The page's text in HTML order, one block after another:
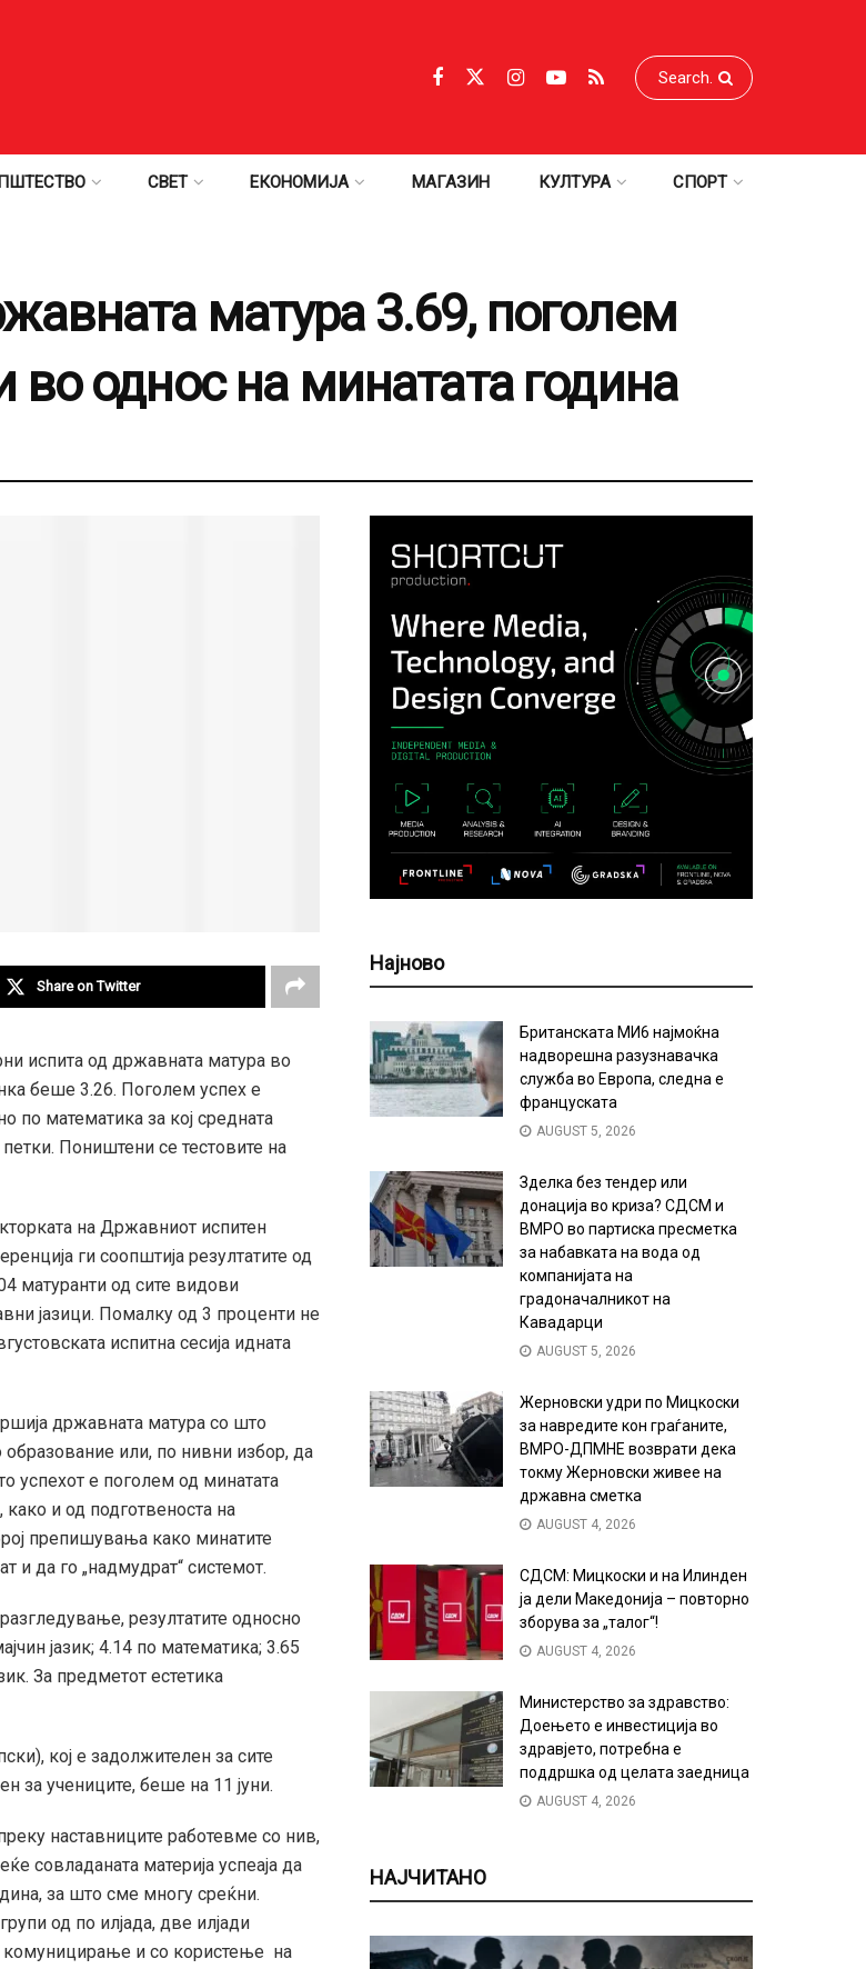
СВЕТ ЕКОНОМИЈА МАГАЗИН КУЛТУРА СПОРТ
матура 3.69, поголем
во однос на минатата година
Share on Twitter
испита од државната матура во
беше 3.26. Поголем успех е
по математика за кој средната
Поништени се тестовите на
на Државниот испитен
ги соопштија резултатите од
матуранти од сите видови
јазици. Помалку од 3 проценти не
испитна сесија идната
државната матура со што
или, по нивни избор, да
успехот е поголем од минатата
и од подготвеноста на
препишувања како минатите
и да го „надмудрат“ системот.
резултатите односно
јазик; 4.14 по математика; 3.65
За предметот естетика
кој е задолжителен за сите
за учениците, беше на 11 јуни.
наставниците работевме со нив,
совладаната материја успеаја да
за што сме многу среќни.
од по илјада, две илјади
комуницирање и со користење на
Најново
Британската МИ6 најмоќна
надворешна разузнавачка
служба во Европа, следна е
француската
AUGUST 5, 2026
Зделка без тендер или
донација во криза? СДСМ и
ВМРО во партиска пресметка
за набавката на вода од
компанијата на
градоначалникот на
Кавадарци
AUGUST 5, 2026
Жерновски удри по Мицкоски
за навредите кон граѓаните,
ВМРО-ДПМНЕ возврати дека
токму Жерновски живее на
државна сметка
AUGUST 4, 2026
СДСМ: Мицкоски и на Илинден
ја дели Македонија – повторно
зборува за „талог“!
AUGUST 4, 2026
Министерство за здравство:
Доењето е инвестиција во
здравјето, потребна е
поддршка од целата заедница
AUGUST 4, 2026
НАЈЧИТАНО